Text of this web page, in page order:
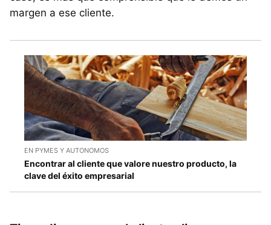
margen a ese cliente.
EN PYMES Y AUTONOMOS
Encontrar al cliente que valore nuestro producto, la
clave del éxito empresarial